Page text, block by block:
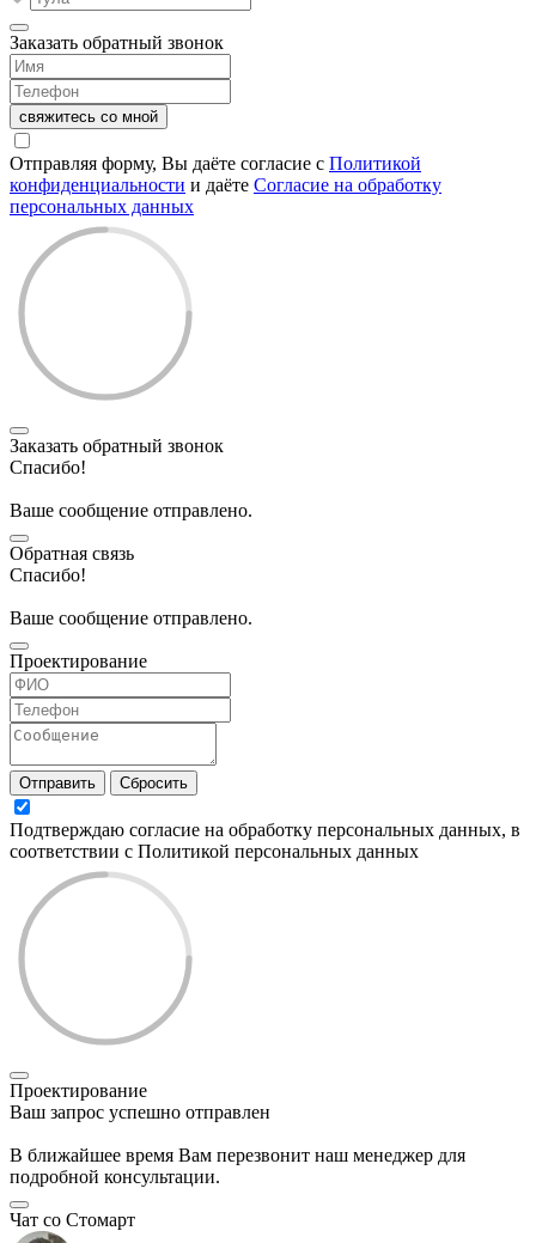
Заказать обратный звонок
свяжитесь со мной
Отправляя форму, Вы даёте согласие с Политикой
конфиденциальности и даёте Согласие на обработку
персональных данных
Заказать обратный звонок
Спасибо!
Ваше сообщение отправлено.
Обратная связь
Спасибо!
Ваше сообщение отправлено.
Проектирование
Отправить Сбросить
Подтверждаю согласие на обработку персональных данных, в
соответствии с Политикой персональных данных
Проектирование
Ваш запрос успешно отправлен
В ближайшее время Вам перезвонит наш менеджер для
подробной консультации.
Чат со Стомарт